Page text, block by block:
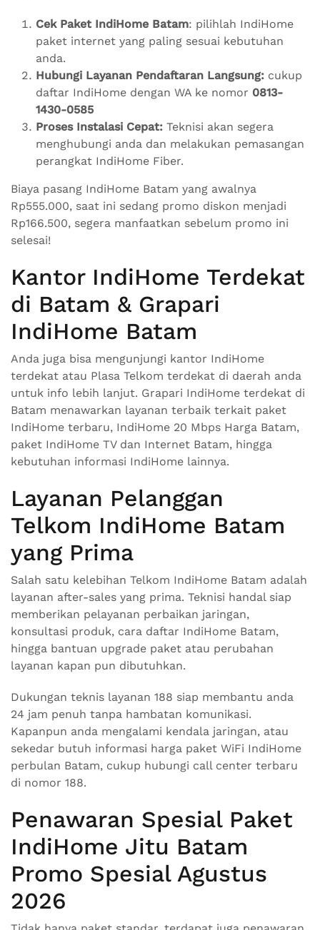
Cek Paket IndiHome Batam: pilihlah IndiHome
paket internet yang paling sesuai kebutuhan
anda.
Hubungi Layanan Pendaftaran Langsung: cukup
daftar IndiHome dengan WA ke nomor 0813-
1430-0585
Proses Instalasi Cepat: Teknisi akan segera
menghubungi anda dan melakukan pemasangan
perangkat IndiHome Fiber.
Biaya pasang IndiHome Batam yang awalnya
Rp555.000, saat ini sedang promo diskon menjadi
Rp166.500, segera manfaatkan sebelum promo ini
selesai!
Kantor IndiHome Terdekat
di Batam & Grapari
IndiHome Batam
Anda juga bisa mengunjungi kantor IndiHome
terdekat atau Plasa Telkom terdekat di daerah anda
untuk info lebih lanjut. Grapari IndiHome terdekat di
Batam menawarkan layanan terbaik terkait paket
IndiHome terbaru, IndiHome 20 Mbps Harga Batam,
paket IndiHome TV dan Internet Batam, hingga
kebutuhan informasi IndiHome lainnya.
Layanan Pelanggan
Telkom IndiHome Batam
yang Prima
Salah satu kelebihan Telkom IndiHome Batam adalah
layanan after-sales yang prima. Teknisi handal siap
memberikan pelayanan perbaikan jaringan,
konsultasi produk, cara daftar IndiHome Batam,
hingga bantuan upgrade paket atau perubahan
layanan kapan pun dibutuhkan.
Dukungan teknis layanan 188 siap membantu anda
24 jam penuh tanpa hambatan komunikasi.
Kapanpun anda mengalami kendala jaringan, atau
sekedar butuh informasi harga paket WiFi IndiHome
perbulan Batam, cukup hubungi call center terbaru
di nomor 188.
Penawaran Spesial Paket
IndiHome Jitu Batam
Promo Spesial Agustus
2026